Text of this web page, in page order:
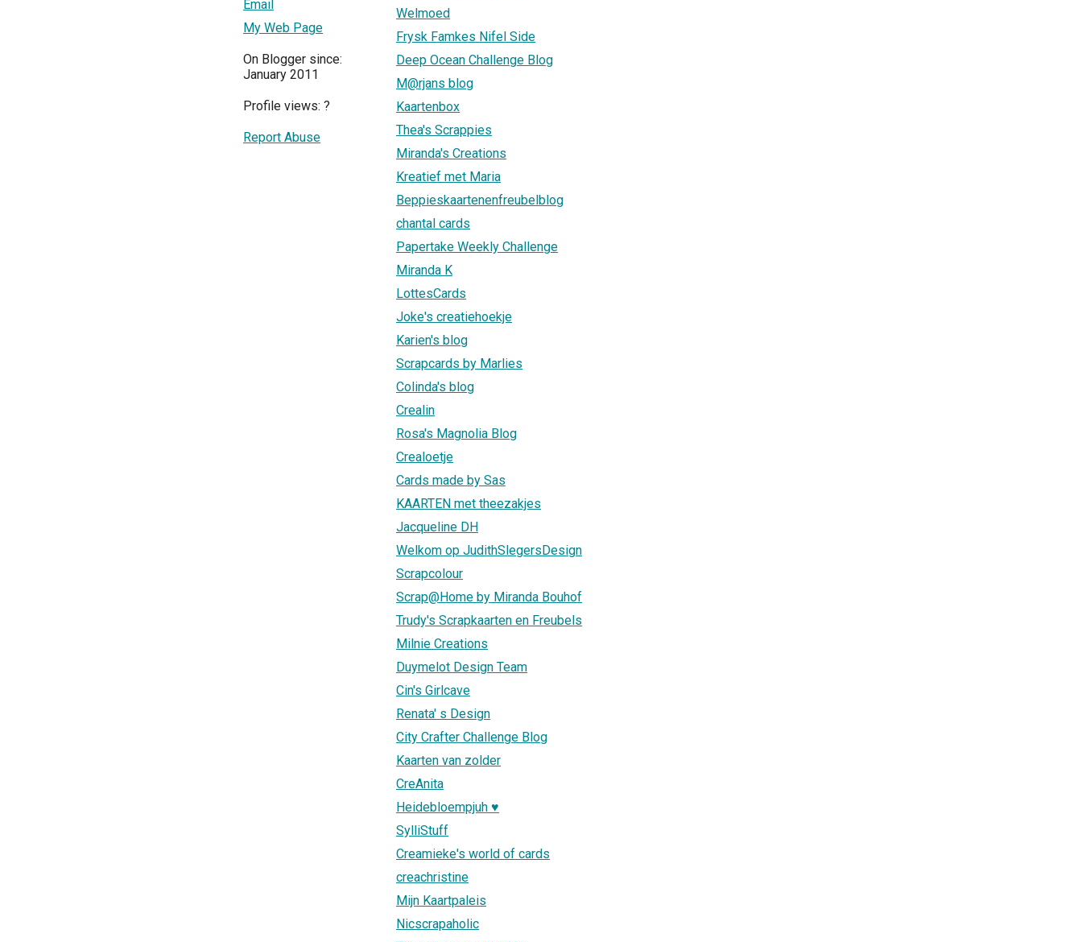
Email
My Web Page
On Blogger since:
January 2011
Profile views: ?
Report Abuse
Welmoed
Frysk Famkes Nifel Side
Deep Ocean Challenge Blog
M@rjans blog
Kaartenbox
Thea's Scrappies
Miranda's Creations
Kreatief met Maria
Beppieskaartenenfreubelblog
chantal cards
Papertake Weekly Challenge
Miranda K
LottesCards
Joke's creatiehoekje
Karien's blog
Scrapcards by Marlies
Colinda's blog
Crealin
Rosa's Magnolia Blog
Crealoetje
Cards made by Sas
KAARTEN met theezakjes
Jacqueline DH
Welkom op JudithSlegersDesign
Scrapcolour
Scrap@Home by Miranda Bouhof
Trudy's Scrapkaarten en Freubels
Milnie Creations
Duymelot Design Team
Cin's Girlcave
Renata' s Design
City Crafter Challenge Blog
Kaarten van zolder
CreAnita
Heidebloempjuh ♥
SylliStuff
Creamieke's world of cards
creachristine
Mijn Kaartpaleis
Nicscrapaholic